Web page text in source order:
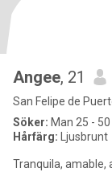
Angee, 21
San Felipe de
Söker: Man 25 - 50
Hårfärg: Ljusbrunt
Tranquila, amable,